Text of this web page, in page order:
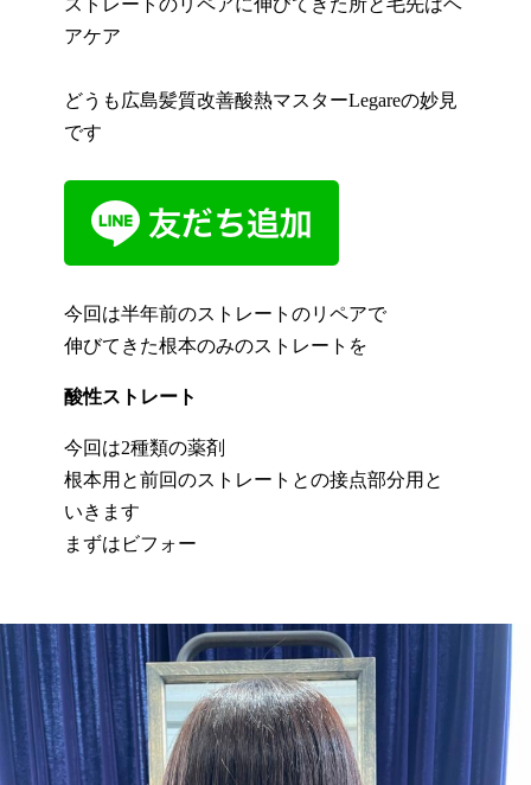
ストレートのリペアに伸びてきた所と毛先はヘ
アケア
どうも広島髪質改善酸熱マスターLegareの妙見
です
今回は半年前のストレートのリペアで
伸びてきた根本のみのストレートを
酸性ストレート
今回は2種類の薬剤
根本用と前回のストレートとの接点部分用と
いきます
まずはビフォー